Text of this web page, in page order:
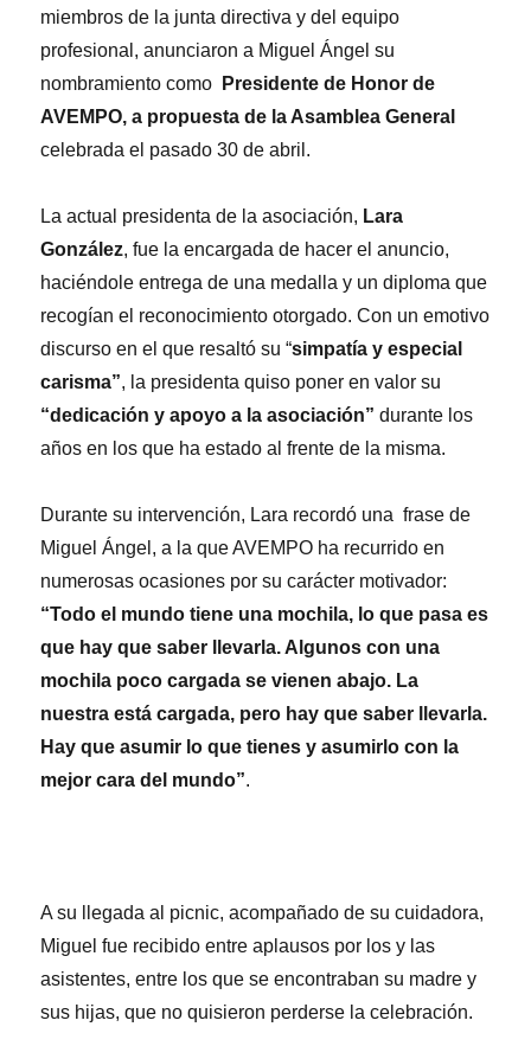
miembros de la junta directiva y del equipo
profesional, anunciaron a Miguel Ángel su
nombramiento como
Presidente de Honor de
AVEMPO, a propuesta de la Asamblea General
celebrada el pasado 30 de abril.
La actual presidenta de la asociación, Lara
González, fue la encargada de hacer el anuncio,
haciéndole entrega de una medalla y un diploma que
recogían el reconocimiento otorgado. Con un emotivo
discurso en el que resaltó su “simpatía y especial
carisma”, la presidenta quiso poner en valor su
“dedicación y apoyo a la asociación” durante los
años en los que ha estado al frente de la misma.
Durante su intervención, Lara recordó una frase de
Miguel Ángel, a la que AVEMPO ha recurrido en
numerosas ocasiones por su carácter motivador:
“Todo el mundo tiene una mochila, lo que pasa es
que hay que saber llevarla. Algunos con una
mochila poco cargada se vienen abajo. La
nuestra está cargada, pero hay que saber llevarla.
Hay que asumir lo que tienes y asumirlo con la
mejor cara del mundo”.
A su llegada al picnic, acompañado de su cuidadora,
Miguel fue recibido entre aplausos por los y las
asistentes, entre los que se encontraban su madre y
sus hijas, que no quisieron perderse la celebración.